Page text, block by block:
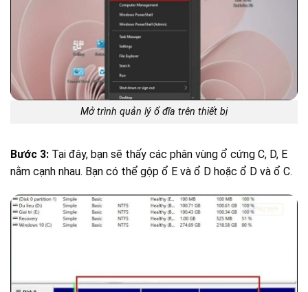
Mở trình quản lý ổ đĩa trên thiết bị
Bước 3: Tại đây, bạn sẽ thấy các phân vùng ổ cứng C, D, E
nằm cạnh nhau. Bạn có thể gộp ổ E và ổ D hoặc ổ D và ổ C.